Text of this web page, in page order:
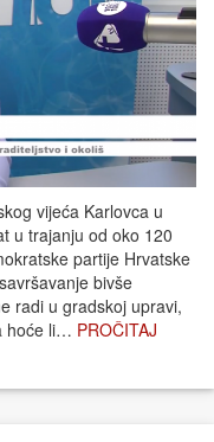
vijeća Karlovca u
u trajanju od oko 120
partije Hrvatske
bivše
radi u gradskoj upravi,
hoće li… PROČITAJ